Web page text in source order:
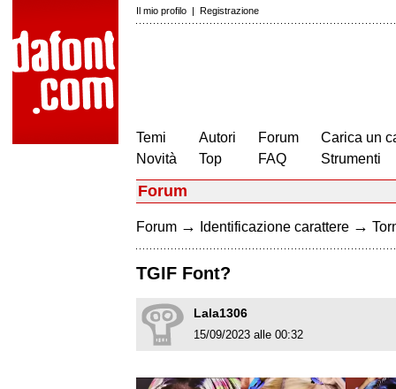
Il mio profilo | Registrazione
Temi
Novità
Autori
Top
Forum
FAQ
Carica un
Strumenti
Forum
Forum → Identificazione carattere →
TGIF Font?
Lala1306
15/09/2023 alle 00:32